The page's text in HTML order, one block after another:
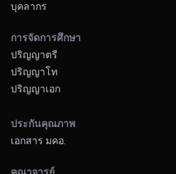
บุคลากร
การจัดการศึกษา
ปริญญาตรี
ปริญญาโท
ปริญญาเอก
ประกันคุณภาพ
เอกสาร มคอ.